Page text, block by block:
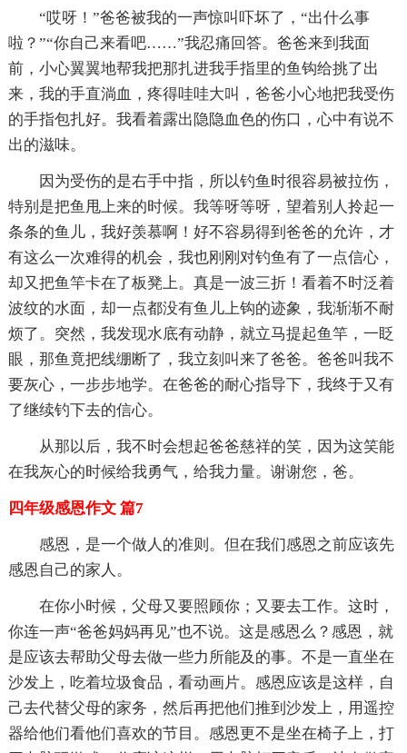
“哎呀！”爸爸被我的一声惊叫吓坏了，“出什么事
啦？”“你自己来看吧……”我忍痛回答。爸爸来到我面
前，小心翼翼地帮我把那扎进我手指里的鱼钩给挑了出
来，我的手直淌血，疼得哇哇大叫，爸爸小心地把我受伤
的手指包扎好。我看着露出隐隐血色的伤口，心中有说不
出的滋味。
因为受伤的是右手中指，所以钓鱼时很容易被拉伤，
特别是把鱼甩上来的时候。我等呀等呀，望着别人拎起一
条条的鱼儿，我好羡慕啊！好不容易得到爸爸的允许，才
有这么一次难得的机会，我也刚刚对钓鱼有了一点信心，
却又把鱼竿卡在了板凳上。真是一波三折！看着不时泛着
波纹的水面，却一点都没有鱼儿上钩的迹象，我渐渐不耐
烦了。突然，我发现水底有动静，就立马提起鱼竿，一眨
眼，那鱼竟把线绷断了，我立刻叫来了爸爸。爸爸叫我不
要灰心，一步步地学。在爸爸的耐心指导下，我终于又有
了继续钓下去的信心。
从那以后，我不时会想起爸爸慈祥的笑，因为这笑能
在我灰心的时候给我勇气，给我力量。谢谢您，爸。
四年级感恩作文 篇7
感恩，是一个做人的准则。但在我们感恩之前应该先
感恩自己的家人。
在你小时候，父母又要照顾你；又要去工作。这时，
你连一声“爸爸妈妈再见”也不说。这是感恩么？感恩，就
是应该去帮助父母去做一些力所能及的事。不是一直坐在
沙发上，吃着垃圾食品，看动画片。感恩应该是这样，自
己去代替父母的家务，然后再把他们推到沙发上，用遥控
器给他们看他们喜欢的节目。感恩更不是坐在椅子上，打